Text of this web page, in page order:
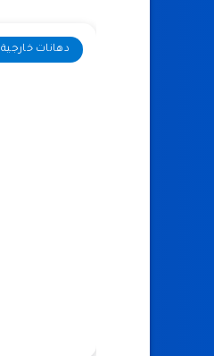
دهانات خارجية